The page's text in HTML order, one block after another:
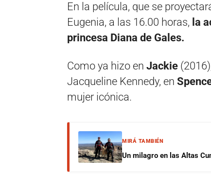
En la película, que se
Eugenia, a las 16.00 horas, la
princesa Diana de Gales.
Como ya hizo en Jackie
Jacqueline Kennedy, en
mujer icónica.
MIRÁ TAMBIÉN
Un milagro en las Altas